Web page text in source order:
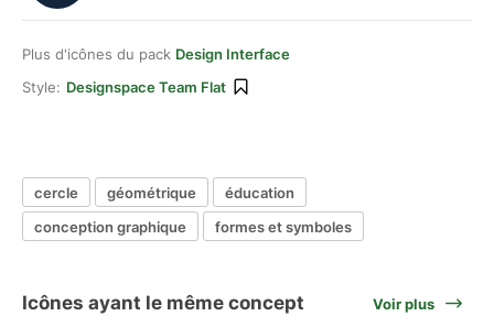
Plus d'icônes du pack Design Interface
Style: Designspace Team Flat
cercle géométrique
éducation
conception graphique
formes et symboles
Icônes ayant le même concept Voir plus